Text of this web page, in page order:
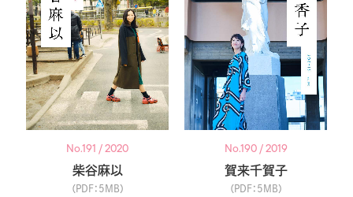
No.191 / 2020
柴谷麻以
（PDF：5MB）
No.190 / 2019
賀来千賀子
（PDF：5MB）